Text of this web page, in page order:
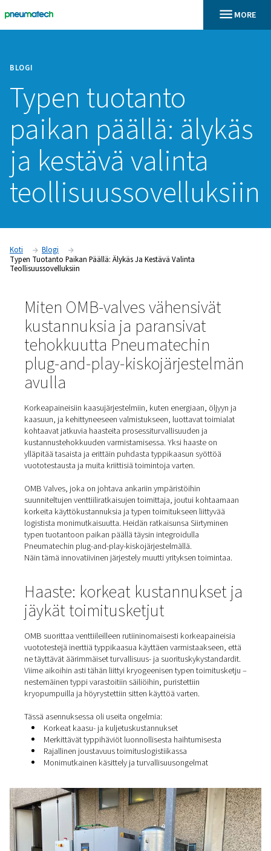
BLOGI
Typen tuotanto
paikan päällä:
ja kestävä valinta
Koti
Blogi
Typen Tuotanto Paikan Päällä: Älykäs Ja Kestävä Valinta
Teollisuussovelluksiin
Miten OMB-valves
kustannuksia ja paransivat
tehokkuutta Pneumatechin
plug-and-play-
avulla
Korkeapaineisiin kaasujärjestelmiin, kuten energiaan,
kaasuun, ja kehittyneeseen valmistukseen, luottavat
kohtaavat jatkuvia haasteita prosessiturvallisuuden ja
kustannustehokkuuden varmistamisessa. Yksi haaste on
ylläpitää tasaista ja erittäin puhdasta typpikaasun
vuototestausta ja muita kriittisiä toimintoja varten.
OMB Valves, joka on johtava ankariin ympäristöihin
suunniteltujen venttiiliratkaisujen toimittaja, joutui
korkeita käyttökustannuksia ja typen toimitukseen
logistista monimutkaisuutta. Heidän ratkaisunsa
typen tuotantoon paikan päällä täysin integroidulla
Pneumatechin plug-and-play-kiskojärjestelmällä.
Näin tämä innovatiivinen järjestely muutti yrityksen
Haaste: korkeat
jäykät toimitusketjut
OMB suorittaa venttiileilleen rutiininomaisesti
vuototestejä inerttiä typpikaasua käyttäen
ne täyttävät äärimmäiset turvallisuus- ja
Viime aikoihin asti tähän liittyi kryogeenisen typen